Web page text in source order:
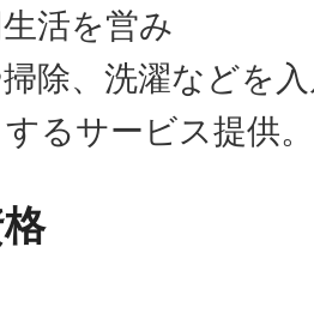
活を営み
除、洗濯などを
るサービス提供。